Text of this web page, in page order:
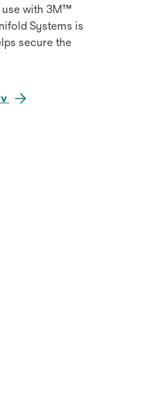
use with 3M™
Systems is
secure the